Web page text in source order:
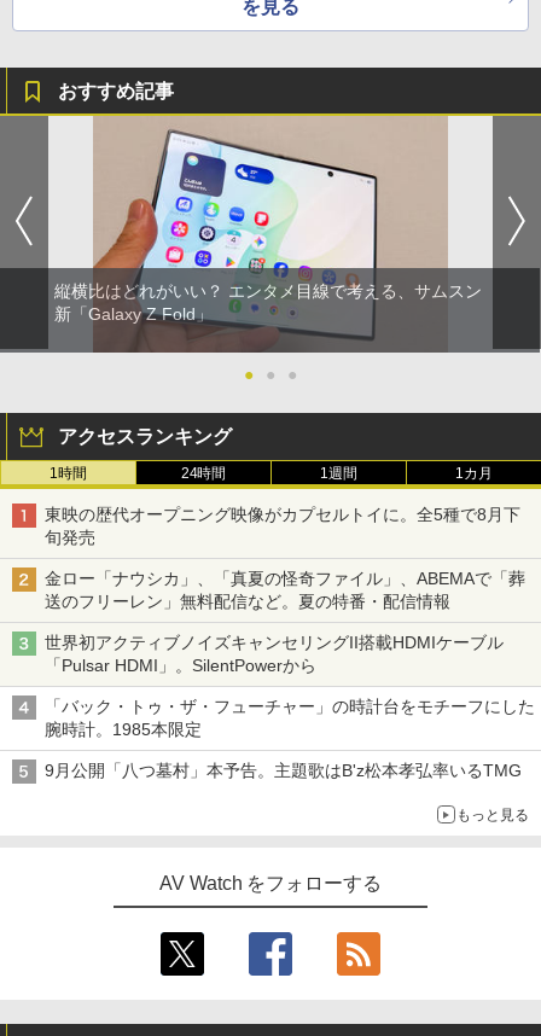
を見る
おすすめ記事
縦横比はどれがいい？ エンタメ目線で考える、サムスン
新「Galaxy Z Fold」
● ● ●
アクセスランキング
1時間 24時間 1週間 1カ月
東映の歴代オープニング映像がカプセルトイに。全5種で8月下
旬発売
金ロー「ナウシカ」、「真夏の怪奇ファイル」、ABEMAで「葬
送のフリーレン」無料配信など。夏の特番・配信情報
世界初アクティブノイズキャンセリングII搭載HDMIケーブル
「Pulsar HDMI」。SilentPowerから
「バック・トゥ・ザ・フューチャー」の時計台をモチーフにした
腕時計。1985本限定
9月公開「八つ墓村」本予告。主題歌はB'z松本孝弘率いるTMG
もっと見る
AV Watch をフォローする